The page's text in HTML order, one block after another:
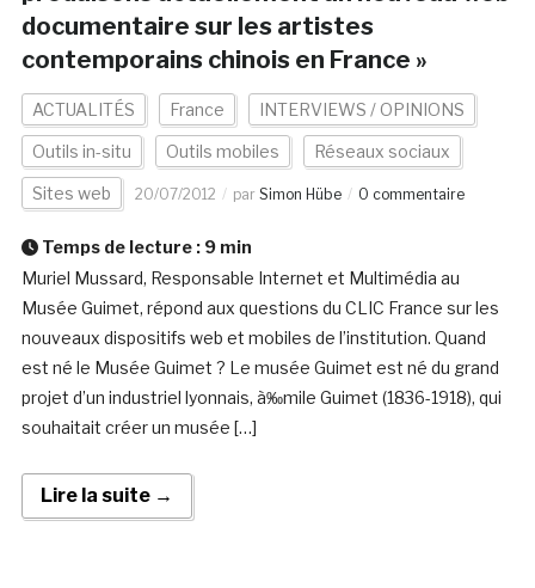
documentaire sur les artistes
contemporains chinois en France »
ACTUALITÉS France INTERVIEWS / OPINIONS
Outils in-situ Outils mobiles Réseaux sociaux
Sites web 20/07/2012 par Simon Hübe 0 commentaire
Temps de lecture : 9 min
Muriel Mussard, Responsable Internet et Multimédia au
Musée Guimet, répond aux questions du CLIC France sur les
nouveaux dispositifs web et mobiles de l’institution. Quand
est né le Musée Guimet ? Le musée Guimet est né du grand
projet d’un industriel lyonnais, à‰mile Guimet (1836-1918), qui
souhaitait créer un musée […]
Lire la suite →